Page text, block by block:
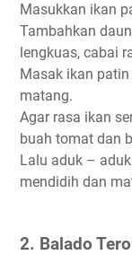
Masukkan ikan
Tambahkan
lengkuas, cabai
Masak ikan
matang.
Agar rasa ikan
buah tomat dan
Lalu aduk –
mendidih dan
2. Balado